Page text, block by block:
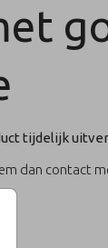
tijdelijk
dan contact